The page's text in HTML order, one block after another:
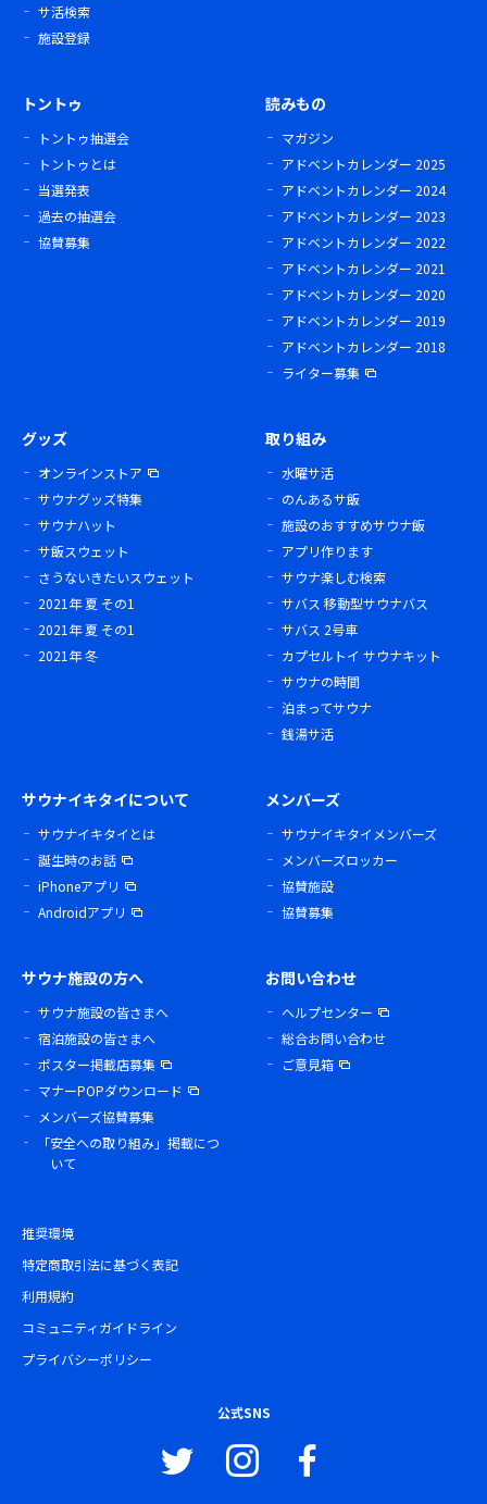
サ活検索
施設登録
トントゥ
トントゥ抽選会
トントゥとは
当選発表
過去の抽選会
協賛募集
読みもの
マガジン
アドベントカレンダー 2025
アドベントカレンダー 2024
アドベントカレンダー 2023
アドベントカレンダー 2022
アドベントカレンダー 2021
アドベントカレンダー 2020
アドベントカレンダー 2019
アドベントカレンダー 2018
ライター募集
グッズ
オンラインストア
サウナグッズ特集
サウナハット
サ飯スウェット
さうないきたいスウェット
2021年 夏 その1
2021年 夏 その1
2021年 冬
取り組み
水曜サ活
のんあるサ飯
施設のおすすめサウナ飯
アプリ作ります
サウナ楽しむ検索
サバス 移動型サウナバス
サバス 2号車
カプセルトイ サウナキット
サウナの時間
泊まってサウナ
銭湯サ活
サウナイキタイについて
サウナイキタイとは
誕生時のお話
iPhoneアプリ
Androidアプリ
メンバーズ
サウナイキタイメンバーズ
メンバーズロッカー
協賛施設
協賛募集
サウナ施設の方へ
サウナ施設の皆さまへ
宿泊施設の皆さまへ
ポスター掲載店募集
マナーPOPダウンロード
メンバーズ協賛募集
「安全への取り組み」掲載につ
いて
お問い合わせ
ヘルプセンター
総合お問い合わせ
ご意見箱
推奨環境
特定商取引法に基づく表記
利用規約
コミュニティガイドライン
プライバシーポリシー
公式SNS